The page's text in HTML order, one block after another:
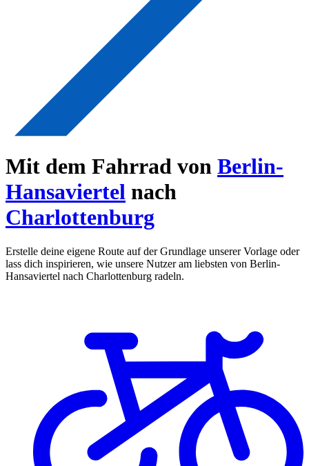
Mit dem Fahrrad von Berlin-
Hansaviertel nach
Charlottenburg
Erstelle deine eigene Route auf der Grundlage unserer Vorlage oder
lass dich inspirieren, wie unsere Nutzer am liebsten von Berlin-
Hansaviertel nach Charlottenburg radeln.